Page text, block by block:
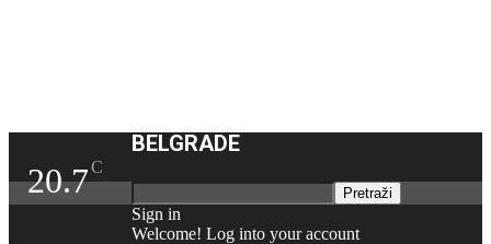
20.7C
BELGRADE
Sign in
Welcome! Log into your account